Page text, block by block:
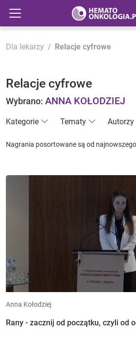
Dla lekarzy Relacje cyfrowe
Relacje cyfrowe
Wybrano: ANNA KOŁODZIEJ
Kategorie Tematy Autorzy
Nagrania posortowane są od
Anna Kołodziej
Rany - zacznij od początku, czyli od